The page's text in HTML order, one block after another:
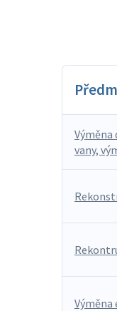
Výměna
vany,